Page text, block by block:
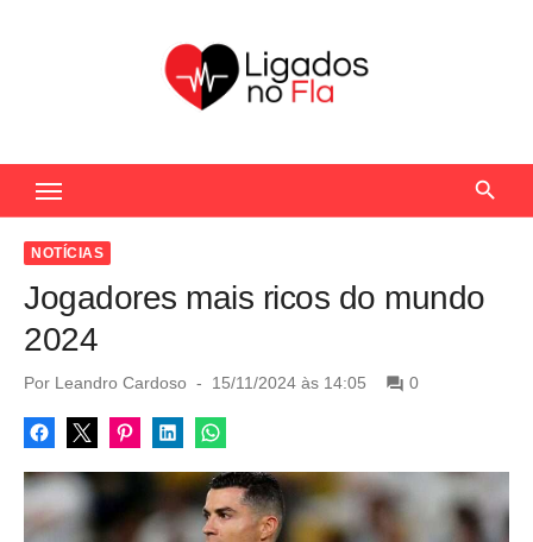
c
NOTÍCIAS
Jogadores mais ricos do mundo
2024
Por Leandro Cardoso
P
s
t
d
o
n
15/11/2024 às 14:05 0